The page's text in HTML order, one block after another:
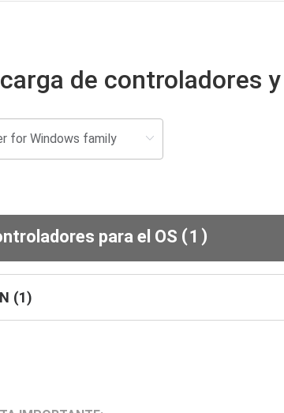
de controladores y
para el OS (1 )
(1)